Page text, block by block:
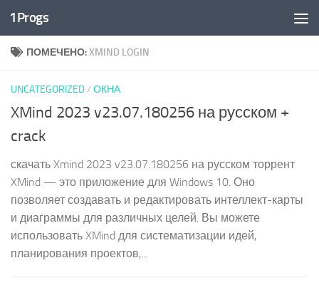
Перейти к содержимому
1Progs
ПОМЕЧЕНО:XMIND LOGIN
UNCATEGORIZED/ ОКНА
XMind 2023 v23.07.180256 на русском +
crack
скачать Xmind 2023 v23.07.180256 на русском торрент
XMind — это приложение для Windows 10. Оно
позволяет создавать и редактировать интеллект-карты
и диаграммы для различных целей. Вы можете
использовать XMind для систематизации идей,
планирования проектов,...